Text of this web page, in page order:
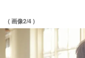
( 画像2/4 )